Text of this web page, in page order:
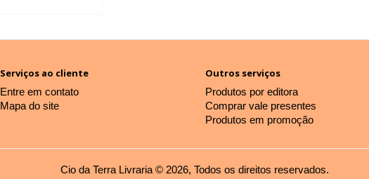
Serviços ao cliente
Entre em contato
Mapa do site
Outros serviços
Produtos por editora
Comprar vale presentes
Produtos em promoção
Cio da Terra Livraria © 2026, Todos os direitos reservados.